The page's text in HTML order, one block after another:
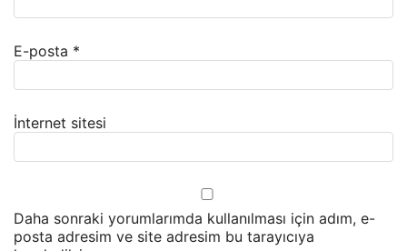
E-posta *
İnternet sitesi
Daha sonraki yorumlarımda kullanılması için adım, e-
posta adresim ve site adresim bu tarayıcıya